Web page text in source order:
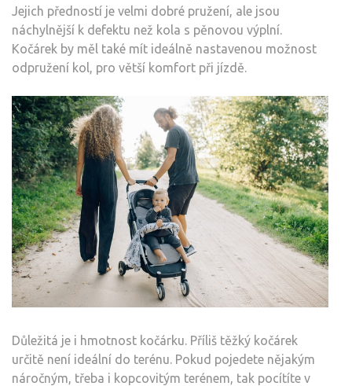
Jejich předností je velmi dobré pružení, ale jsou
náchylnější k defektu než kola s pěnovou výplní.
Kočárek by měl také mít ideálně nastavenou možnost
odpružení kol, pro větší komfort při jízdě.
Důležitá je i hmotnost kočárku. Příliš těžký kočárek
určitě není ideální do terénu. Pokud pojedete nějakým
náročným, třeba i kopcovitým terénem, tak pocítíte v